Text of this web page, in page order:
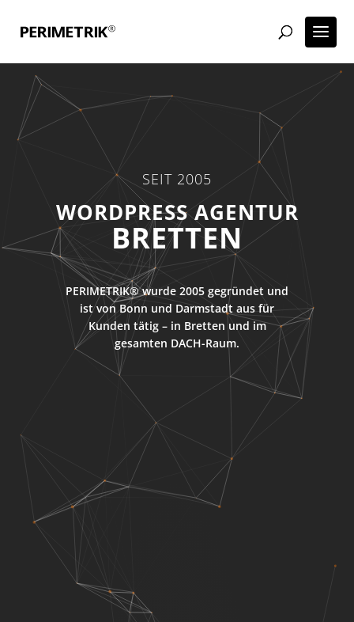
SEIT 2005
ECOMMERCE AGENTUR
BRETTEN
PERIMETRIK® wurde 2005 gegründet und
ist von Bonn und Darmstadt aus für
Kunden tätig – in Bretten und im
gesamten DACH-Raum.